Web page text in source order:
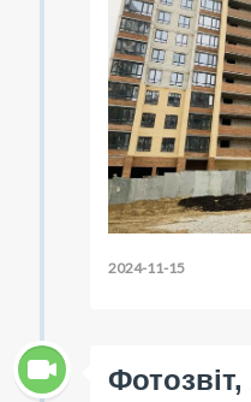
2024-11-15